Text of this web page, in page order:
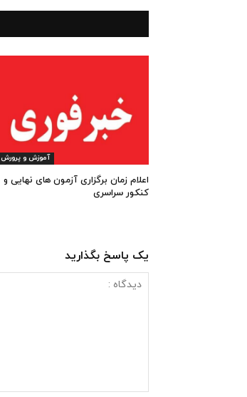
آموزش و پرورش
اعلام زمان برگزاری آزمون های نهایی و
کنکور سراسری
یک پاسخ بگذارید